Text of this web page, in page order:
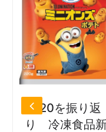
2020を振り返
り 冷凍食品新